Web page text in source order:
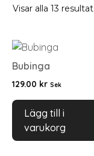
Visar alla 13 resultat
Bubinga
129.00 kr Sek
Lägg till i
varukorg